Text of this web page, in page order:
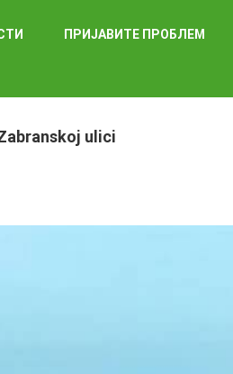
ПРИЈАВИТЕ ПРОБЛЕМ
ulici